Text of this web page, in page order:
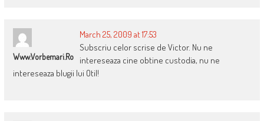
Www.vorbemari.ro
March 25, 2009 at 17:53
Subscriu celor scrise de Victor. Nu ne
intereseaza cine obtine custodia, nu ne
intereseaza blugii lui Otil!